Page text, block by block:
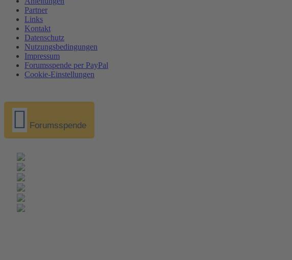
Partner
Links
Kontakt
Datenschutz
Nutzungsbedingungen
Impressum
Forumsspende per PayPal
Cookie-Einstellungen
Forumsspende